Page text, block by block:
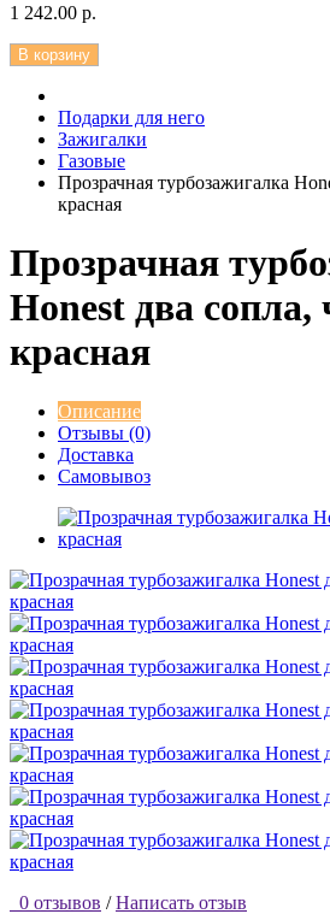
1 242.00 р.
В корзину
Подарки для него
Зажигалки
Газовые
Прозрачная турбозажигалка
красная
Прозрачная
Honest два сопла,
красная
Описание
Отзывы (0)
Доставка
Самовывоз
0 отзывов / Написать отзыв